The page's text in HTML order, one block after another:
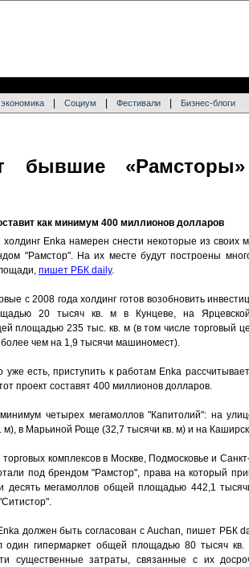
Социум Фестивали Бизнес-блоги
бывшие
как минимум 400 миллионов долларов
холдинг Enka намерен снести некоторые из своих
"Рамстор". На их месте будут построены
пишет РБК daily.
с 2008 года холдинг готов возобновить
20 тысяч кв. м в Кунцеве, на
площадью 235 тыс. кв. м (в том числе торговый
чем на 1,9 тысячи машиномест).
есть, приступить к работам Enka
проект составят 400 миллионов долларов.
четырех мегамоллов "Капитолий": на
м), в Марьиной Роще (32,7 тысячи кв. м) и на
комплексов в Москве, Подмосковье и
под брендом "Рамстор", права на который
десять мегамоллов общей площадью 442,1
должен быть согласован с Auchan, пишет РБК
один гипермаркет общей площадью 80 тысяч
существенные затраты, связанные с их